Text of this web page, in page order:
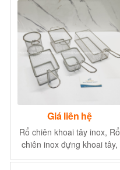
Giá liên hệ
Rổ chiên khoai tây inox, Rổ
chiên inox đựng khoai tây,
gá rán